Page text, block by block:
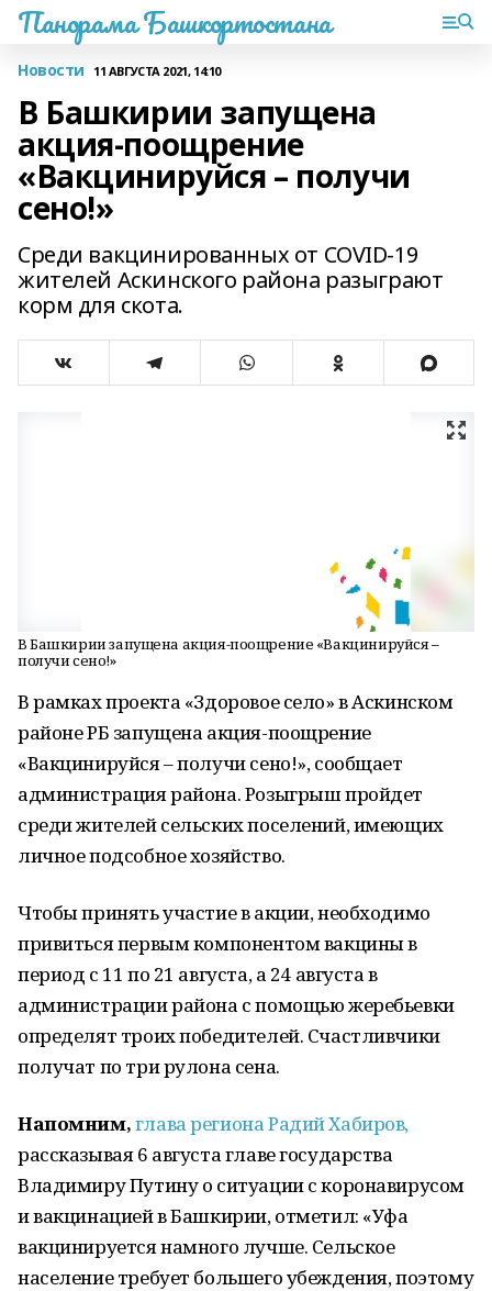
Панорама Башкортостана
Новости 11 АВГУСТА 2021, 14:10
В Башкирии запущена
акция-поощрение
«Вакцинируйся – получи
сено!»
Среди вакцинированных от COVID-19
жителей Аскинского района разыграют
корм для скота.
В Башкирии запущена акция-поощрение «Вакцинируйся –
получи сено!»
В рамках проекта «Здоровое село» в Аскинском
районе РБ запущена акция-поощрение
«Вакцинируйся – получи сено!», сообщает
администрация района. Розыгрыш пройдет
среди жителей сельских поселений, имеющих
личное подсобное хозяйство.
Чтобы принять участие в акции, необходимо
привиться первым компонентом вакцины в
период с 11 по 21 августа, а 24 августа в
администрации района с помощью жеребьевки
определят троих победителей. Счастливчики
получат по три рулона сена.
Напомним,глава региона Радий Хабиров,
рассказывая 6 августа главе государства
Владимиру Путину о ситуации с коронавирусом
и вакцинацией в Башкирии, отметил: «Уфа
вакцинируется намного лучше. Сельское
население требует большего убеждения, поэтому